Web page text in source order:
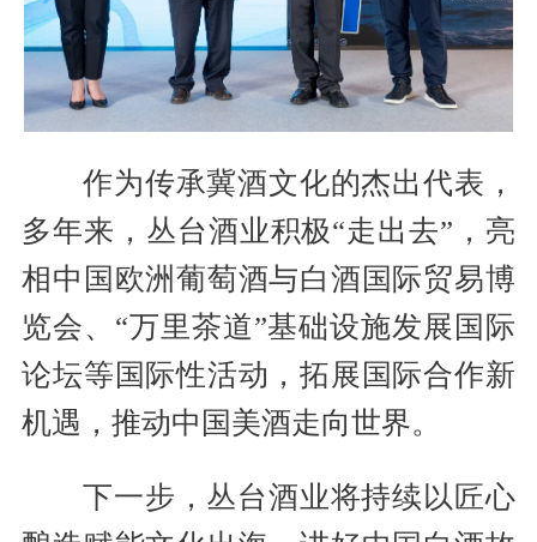
作为传承冀酒文化的杰出代表，
多年来，丛台酒业积极“走出去”，亮
相中国欧洲葡萄酒与白酒国际贸易博
览会、“万里茶道”基础设施发展国际
论坛等国际性活动，拓展国际合作新
机遇，推动中国美酒走向世界。
下一步，丛台酒业将持续以匠心